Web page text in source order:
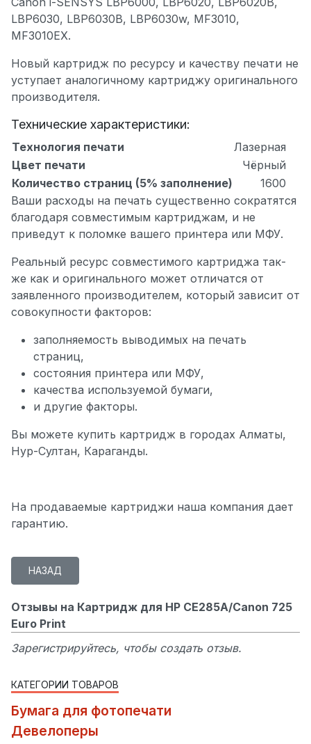
LBP6030, LBP6030B, LBP6030w, MF3010,
MF3010EX.
Новый картридж по ресурсу и качеству печати не
уступает аналогичному картриджу оригинального
производителя.
Технические характеристики:
Технология печати
Лазерная
Цвет печати
Чёрный
Количество страниц (5% заполнение)
1600
Ваши расходы на печать существенно сократятся
благодаря совместимым картриджам, и не
приведут к поломке вашего принтера или МФУ.
Реальный ресурс совместимого картриджа так-
же как и оригинального может отличатся от
заявленного производителем, который зависит от
совокупности факторов:
заполняемость выводимых на печать
страниц,
состояния принтера или МФУ,
качества используемой бумаги,
и другие факторы.
Вы можете купить картридж в городах Алматы,
Нур-Султан, Караганды.
На продаваемые картриджи наша компания дает
гарантию.
Отзывы на Картридж для HP CE285A/Canon 725
Euro Print
Зарегистрируйтесь, чтобы создать отзыв.
КАТЕГОРИИ ТОВАРОВ
Бумага для фотопечати
Девелоперы